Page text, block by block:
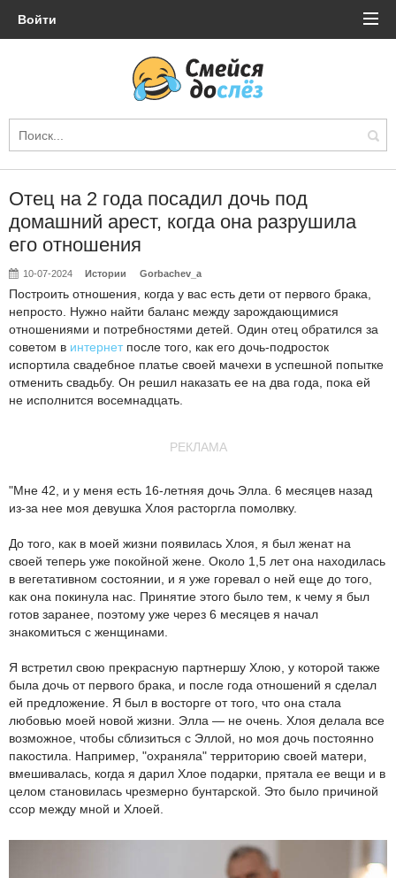
Войти
Отец на 2 года посадил дочь под
домашний арест, когда она разрушила
его отношения
10-07-2024 Истории Gorbachev_a
Построить отношения, когда у вас есть дети от первого брака,
непросто. Нужно найти баланс между зарождающимися
отношениями и потребностями детей. Один отец обратился за
советом в интернетпосле того, как его дочь-подросток
испортила свадебное платье своей мачехи в успешной попытке
отменить свадьбу. Он решил наказать ее на два года, пока ей
не исполнится восемнадцать.
РЕКЛАМА
"Мне 42, и у меня есть 16-летняя дочь Элла. 6 месяцев назад
из-за нее моя девушка Хлоя расторгла помолвку.
До того, как в моей жизни появилась Хлоя, я был женат на
своей теперь уже покойной жене. Около 1,5 лет она находилась
в вегетативном состоянии, и я уже горевал о ней еще до того,
как она покинула нас. Принятие этого было тем, к чему я был
готов заранее, поэтому уже через 6 месяцев я начал
знакомиться с женщинами.
Я встретил свою прекрасную партнершу Хлою, у которой также
была дочь от первого брака, и после года отношений я сделал
ей предложение. Я был в восторге от того, что она стала
любовью моей новой жизни. Элла — не очень. Хлоя делала все
возможное, чтобы сблизиться с Эллой, но моя дочь постоянно
пакостила. Например, "охраняла" территорию своей матери,
вмешивалась, когда я дарил Хлое подарки, прятала ее вещи и в
целом становилась чрезмерно бунтарской. Это было причиной
ссор между мной и Хлоей.